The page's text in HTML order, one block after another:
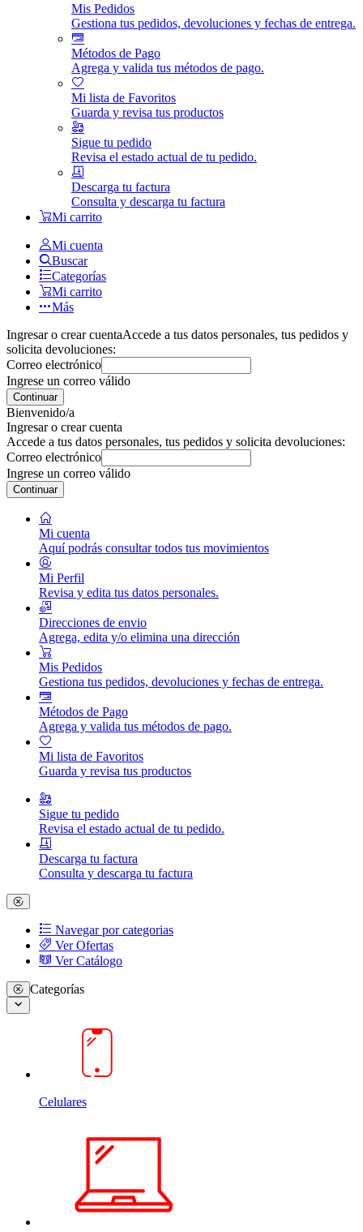
Mis Pedidos
Gestiona tus pedidos, devoluciones y fechas de entrega.
Métodos de Pago
Agrega y valida tus métodos de pago.
Mi lista de Favoritos
Guarda y revisa tus productos
Sigue tu pedido
Revisa el estado actual de tu pedido.
Descarga tu factura
Consulta y descarga tu factura
Mi carrito
Mi cuenta
Buscar
Categorías
Mi carrito
Más
Ingresar o crear cuentaAccede a tus datos personales, tus pedidos y
solicita devoluciones:
Correo electrónico
Ingrese un correo válido
Continuar
Bienvenido/a
Ingresar o crear cuenta
Accede a tus datos personales, tus pedidos y solicita devoluciones:
Correo electrónico
Ingrese un correo válido
Continuar
Mi cuenta
Aquí podrás consultar todos tus movimientos
Mi Perfil
Revisa y edita tus datos personales.
Direcciones de envio
Agrega, edita y/o elimina una dirección
Mis Pedidos
Gestiona tus pedidos, devoluciones y fechas de entrega.
Métodos de Pago
Agrega y valida tus métodos de pago.
Mi lista de Favoritos
Guarda y revisa tus productos
Sigue tu pedido
Revisa el estado actual de tu pedido.
Descarga tu factura
Consulta y descarga tu factura
Navegar por categorias
Ver Ofertas
Ver Catálogo
Categorías
Celulares